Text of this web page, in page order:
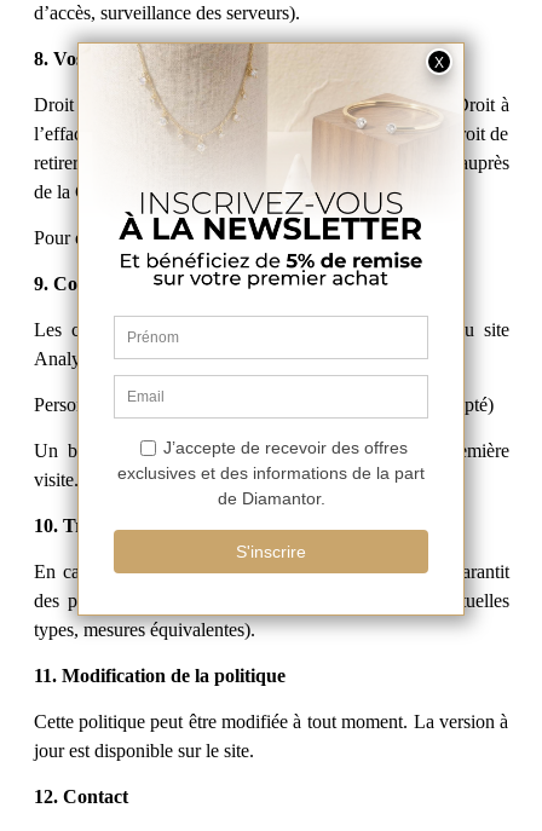
d’accès, surveillance des serveurs).
8. Vos droits (RGPD)
Droit d’accès Droit de rectification Droit d’opposition Droit à
l’effacement Droit à la limitation Droit à la portabilité Droit de
retirer son consentement Droit de déposer une plainte auprès
de la CNIL
Pour exercer vos droits : Email : [à compléter]
9. Cookies
Les cookies servent à : Assurer le fonctionnement du site
Analyser le trafic
Personnaliser l’expérience Affichage publicitaire (si accepté)
Un bandeau de consentement apparaît lors de la première
visite.
10. Transfert hors UE
En cas de transfert de données hors UE, Diamantor garantit
des protections conformes au RGPD (clauses contractuelles
types, mesures équivalentes).
11. Modification de la politique
Cette politique peut être modifiée à tout moment. La version à
jour est disponible sur le site.
12. Contact